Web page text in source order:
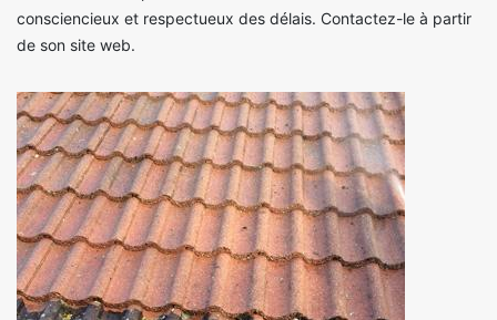
consciencieux et respectueux des délais. Contactez-le à partir
de son site web.